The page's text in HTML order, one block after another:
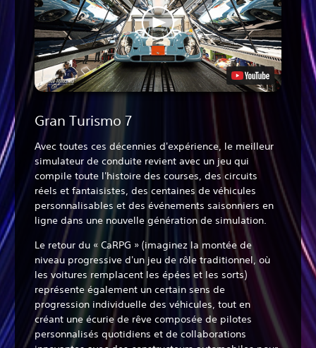
Gran Turismo 7
Avec toutes ces décennies d'expérience, le meilleur
simulateur de conduite revient avec un jeu qui
compile toute l'histoire des courses, des circuits
réels et fantaisistes, des centaines de véhicules
personnalisables et des événements saisonniers en
ligne dans une nouvelle génération de simulation.
Le retour du « CaRPG » (imaginez la montée de
niveau progressive d'un jeu de rôle traditionnel, où
les voitures remplacent les épées et les sorts)
représente également un certain sens de
progression individuelle des véhicules, tout en
créant une écurie de rêve composée de pilotes
personnalisés quotidiens et de collaborations